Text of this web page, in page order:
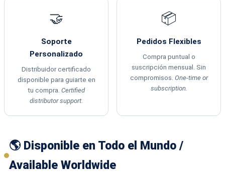
🤝
Soporte
Personalizado
Distribuidor certificado
disponible para guiarte en
tu compra. Certified
distributor support.
📦
Pedidos Flexibles
Compra puntual o
suscripción mensual. Sin
compromisos. One-time or
subscription.
🌎 Disponible en Todo el Mundo /
Available Worldwide